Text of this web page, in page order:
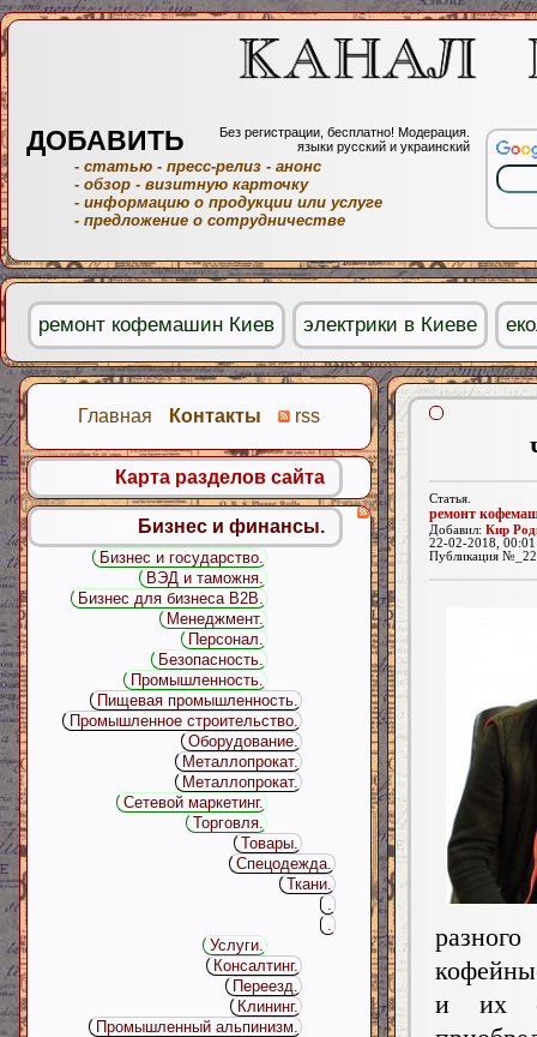
Статья.
ремонт
Добавил: Кир
22-02-2018,
Публикация
и их
Главная Контакты rss
Карта разделов сайта
Бизнес и финансы.
Бизнес и государство.
ВЭД и таможня.
Бизнес для бизнеса B2B.
Менеджмент.
Персонал.
Безопасность.
Промышленность.
Пищевая промышленность.
Промышленное строительство.
Оборудование.
Металлопрокат.
Металлопрокат.
Сетевой маркетинг.
Торговля.
Товары.
Спецодежда.
Ткани.
.
.
Услуги.
Консалтинг.
Переезд.
Клининг.
Промышленный альпинизм.
ДОБАВИТЬ
Без регистрации, бесплатно! Модерация.
языки русский и украинский
- статью - пресс-релиз - анонс
- обзор - визитную карточку
- информацию о продукции или услуге
- предложение о сотрудничестве
ремонт кофемашин Киев электрики в Киеве